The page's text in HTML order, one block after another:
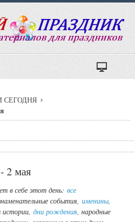
СЕГОДНЯ
2 мая
в себе этот день: все
события, именины,
истории, дни рождения, народные